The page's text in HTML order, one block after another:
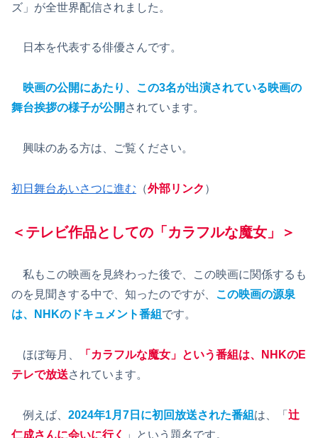
ズ」が全世界配信されました。
日本を代表する俳優さんです。
映画の公開にあたり、この3名が出演されている映画の
舞台挨拶の様子が公開 されています。
興味のある方は、ご覧ください。
初日舞台あいさつに進む （外部リンク ）
＜テレビ作品としての「カラフルな魔女」＞
私もこの映画を見終わった後で、この映画に関係するも
のを見聞きする中で、知ったのですが、 この映画の源泉
は、NHKのドキュメント番組 です。
ほぼ毎月、
「カラフルな魔女」という番組は、NHKのE
テレで放送されています。
例えば、 2024年1月7日に初回放送された番組 は、「 辻
仁成さんに会いに行く
」という題名です。